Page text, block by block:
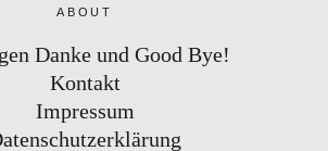
ABOUT
Danke und Good Bye!
Kontakt
Impressum